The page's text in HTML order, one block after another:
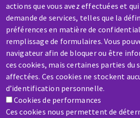
actions que vous avez effectuées et
demande de services, telles que la
préférences en matière de
remplissage de formulaires. Vous
navigateur afin de bloquer ou être
ces cookies, mais certaines parties du
affectées. Ces cookies ne stockent
d’identification personnelle.
Cookies de performances
Ces cookies nous permettent de
SAV /
Une machine cassée ?
Contactez-